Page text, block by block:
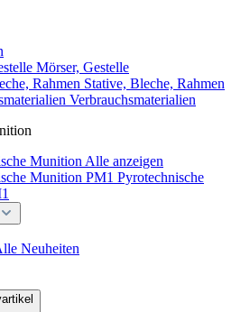
Mörser, Gestelle
Stative, Bleche, Rahmen
Verbrauchsmaterialien
Alle anzeigen
Pyrotechnische
Neuheiten